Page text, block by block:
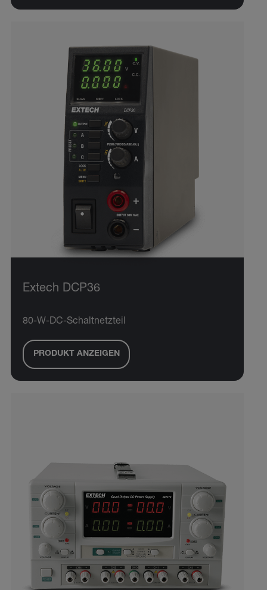
Extech DCP36
80-W-DC-Schaltnetzteil
PRODUKT ANZEIGEN